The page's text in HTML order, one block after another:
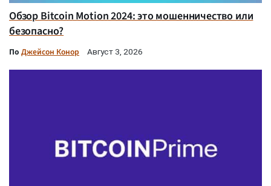
Обзор Bitcoin Motion 2024: это мошенничество или
безопасно?
По Джейсон Конор Август 3, 2026